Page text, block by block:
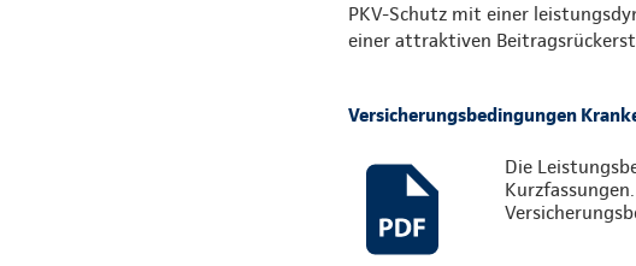
PKV-Schutz mit einer
einer attraktiven
Versicherungsbedingungen
Die